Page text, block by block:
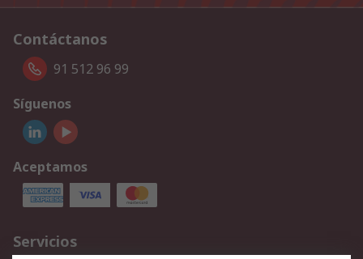
Contáctanos
91 512 96 99
Síguenos
Aceptamos
Servicios